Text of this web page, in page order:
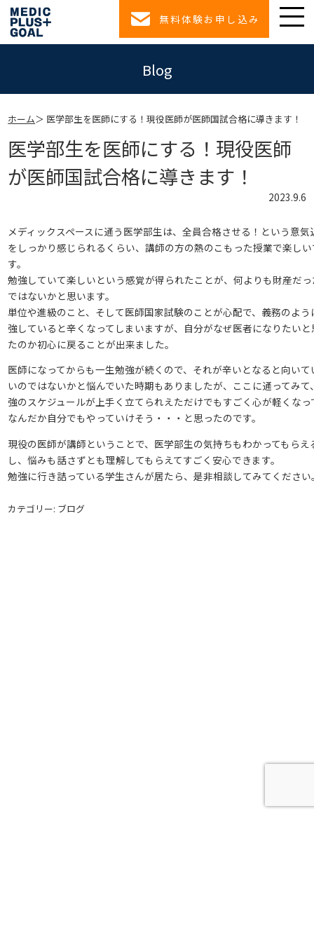
無料体験お申し込み
Blog
ホーム 医学部生を医師にする！現役医師が医師国試合格に導きます！
医学部生を医師にする！現役医師
が医師国試合格に導きます！
2023.9.6
メディックスペースに通う医学部生は、全員合格させる！という意気
をしっかり感じられるくらい、講師の方の熱のこもった授業で楽し
す。
勉強していて楽しいという感覚が得られたことが、何よりも財産だ
ではないかと思います。
単位や進級のこと、そして医師国家試験のことが心配で、義務のよう
強していると辛くなってしまいますが、自分がなぜ医者になりたい
たのか初心に戻ることが出来ました。
医師になってからも一生勉強が続くので、それが辛いとなると向いて
いのではないかと悩んでいた時期もありましたが、ここに通ってみて
強のスケジュールが上手く立てられえただけでもすごく心が軽くなっ
なんだか自分でもやっていけそう・・・と思ったのです。
現役の医師が講師ということで、医学部生の気持ちもわかってもらえ
し、悩みも話さずとも理解してもらえてすごく安心できます。
勉強に行き詰っている学生さんが居たら、是非相談してみてください
カテゴリー: ブログ